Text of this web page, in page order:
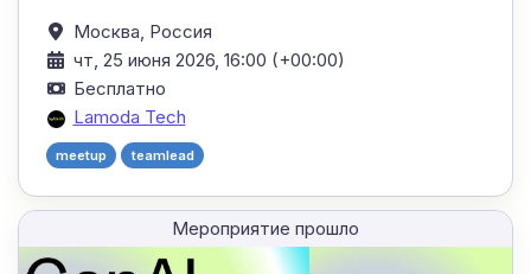
Москва, Россия
чт, 25 июня 2026, 16:00 (+00:00)
Бесплатно
Lamoda Tech
meetup teamlead
Мероприятие прошло